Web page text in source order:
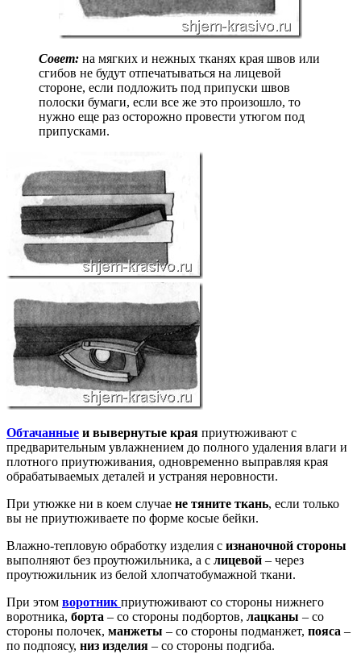
Совет: на мягких и нежных тканях края швов или
сгибов не будут отпечатываться на лицевой
стороне, если подложить под припуски швов
полоски бумаги, если все же это произошло, то
нужно еще раз осторожно провести утюгом под
припусками.
Обтачанные и вывернутые края приутюживают с
предварительным увлажнением до полного удаления влаги и
плотного приутюживания, одновременно выправляя края
обрабатываемых деталей и устраняя неровности.
При утюжке ни в коем случае не тяните ткань, если только
вы не приутюживаете по форме косые бейки.
Влажно-тепловую обработку изделия с изнаночной стороны
выполняют без проутюжильника, а с лицевой – через
проутюжильник из белой хлопчатобумажной ткани.
При этом воротник приутюживают со стороны нижнего
воротника, борта – со стороны подбортов, лацканы – со
стороны полочек, манжеты – со стороны подманжет, пояса –
по подпоясу, низ изделия – со стороны подгиба.